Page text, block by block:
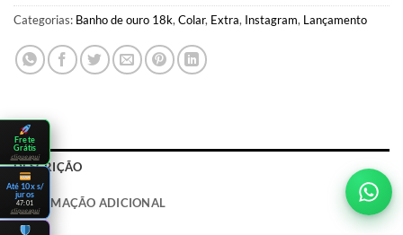
Categorias: Banho de ouro 18k, Colar, Extra, Instagram, Lançamento
DESCRIÇÃO
INFORMAÇÃO ADICIONAL
Frete
Grátis
clique aqui
Até 10x s/
juros
47:01
clique aqui